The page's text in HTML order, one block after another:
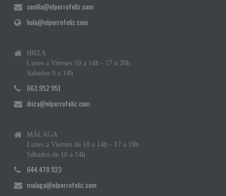
sevilla@elperrofeliz.com
hola@elperrofeliz.com
IBIZA
Lunes a Viernes 10 a 14h - 17 a 20h
Sabados 9 a 14h
663 952 951
ibiza@elperrofeliz.com
MÁLAGA
Lunes a Viernes de 10 a 14h - 17 a 19h
Sábados de 10 a 14h
644 478 923
malaga@elperrofeliz.com